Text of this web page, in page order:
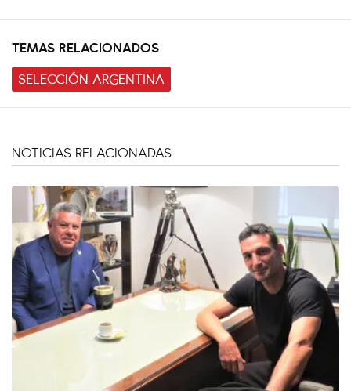
TEMAS RELACIONADOS
SELECCIÓN ARGENTINA
NOTICIAS RELACIONADAS